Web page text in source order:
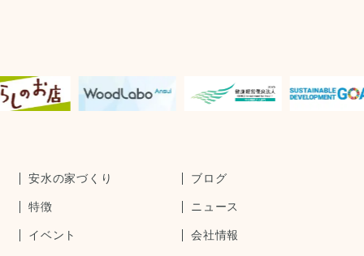
安水の家づくり
特徴
イベント
ブログ
ニュース
会社情報